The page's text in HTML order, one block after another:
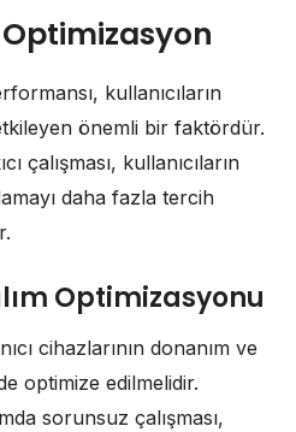
kullanıcıların
önemli bir faktördür.
çalışması, kullanıcıların
daha fazla tercih
Optimizasyonu
cihazlarının donanım ve
optimize edilmelidir.
sorunsuz çalışması,